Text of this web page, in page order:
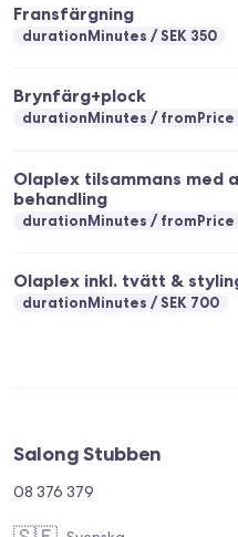
Fransfärgning
durationMinutes SEK 350
Brynfärg+plock
durationMinutes fromPrice
Olaplex tilsammans med
behandling
durationMinutes fromPrice
Olaplex inkl. tvätt &
durationMinutes SEK 700
Salong Stubben
08 376 379